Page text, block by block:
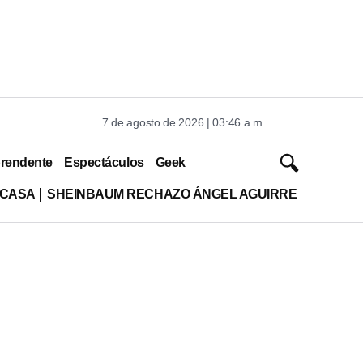
7 de agosto de 2026 | 03:46 a.m.
Espectáculos Geek
SHEINBAUM RECHAZO ÁNGEL AGUIRRE